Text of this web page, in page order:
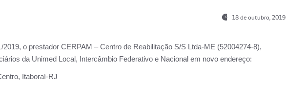
18 de outubro, 2019
2019, o prestador CERPAM – Centro de Reabilitação S/S Ltda-ME (52004274-8),
da Unimed Local, Intercâmbio Federativo e Nacional em novo endereço:
Itaboraí-RJ